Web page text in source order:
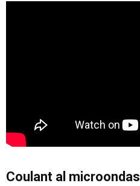
Coulant al microondas